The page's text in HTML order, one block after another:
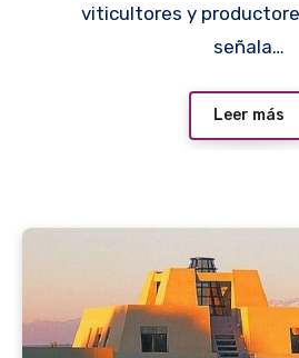
viticultores y
señala…
Leer más